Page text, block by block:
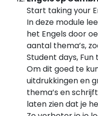
Start taking your
In deze module
het Engels door
aantal thema’s,
Student days, Fun
Om dit goed te
uitdrukkingen en
thema’s en
laten zien dat je